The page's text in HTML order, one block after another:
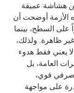
عن هشاشة عميقة
الأزمة أوضحت أن
على السطح، بينما
ظاهرة. ولذلك،
يعني فقط هدوء
العامة، بل
قوي،
على مواجهة